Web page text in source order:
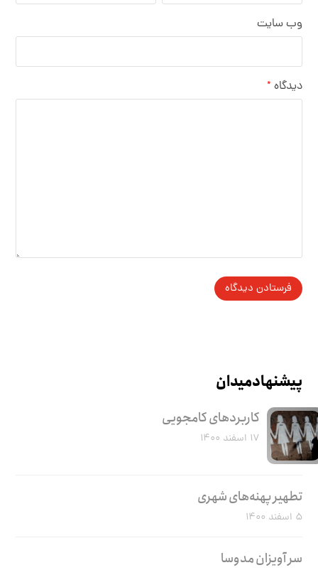
وب‌ سایت
دیدگاه *
پیشنهاد میدان
کاربرد‌های کامجویی
۱۷ اسفند ۱۴۰۰
تطهیر پهنه‌های شهری
۵ اسفند ۱۴۰۰
سر آویزان مدوسا